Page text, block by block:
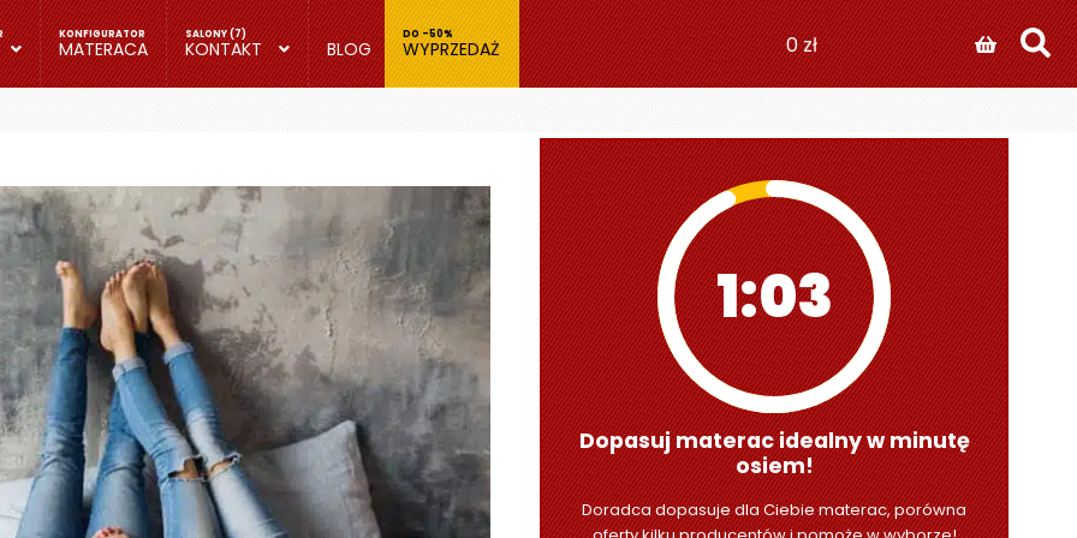
MATERACA KONTAKT BLOG WYPRZEDAŻ 0zł
1:01
Dopasuj materac idealny w minutę
osiem!
Doradca dopasuje dla Ciebie materac, porówna